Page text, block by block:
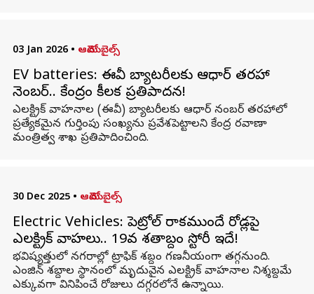
03 Jan 2026 • ఆటోమొబైల్స్
EV batteries: ఈవీ బ్యాటరీలకు ఆధార్‌ తరహా
నెంబర్.. కేంద్రం కీలక ప్రతిపాదన!
ఎలక్ట్రిక్ వాహనాల (ఈవీ) బ్యాటరీలకు ఆధార్‌ నంబర్‌ తరహాలో
ప్రత్యేకమైన గుర్తింపు సంఖ్యను ప్రవేశపెట్టాలని కేంద్ర రవాణా
మంత్రిత్వ శాఖ ప్రతిపాదించింది.
30 Dec 2025 • ఆటోమొబైల్స్
Electric Vehicles: పెట్రోల్ రాకముందే రోడ్లపై
ఎలక్ట్రిక్ వాహనాలు.. 19వ శతాబ్దం స్టోరీ ఇదే!
భవిష్యత్తులో నగరాల్లో ట్రాఫిక్ శబ్దం గణనీయంగా తగ్గనుంది.
ఎంజిన్ శబ్దాల స్థానంలో మృదువైన ఎలక్ట్రిక్ వాహనాల నిశ్శబ్దమే
ఎక్కువగా వినిపించే రోజులు దగ్గరలోనే ఉన్నాయి.